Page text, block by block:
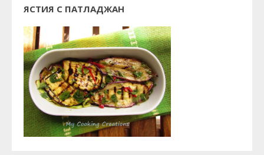
ЯСТИЯ С ПАТЛАДЖАН